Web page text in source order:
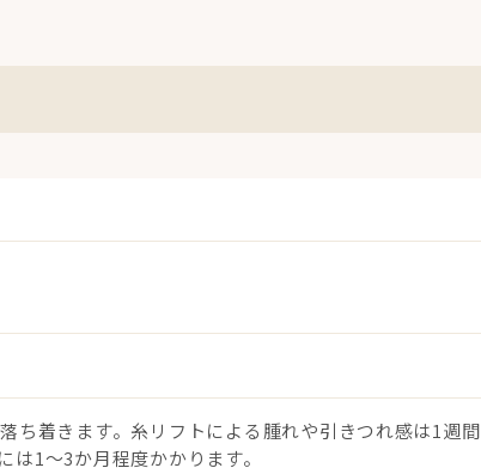
ち着きます。糸リフトによる腫れや引きつれ感は1週間
1〜3か月程度かかります。